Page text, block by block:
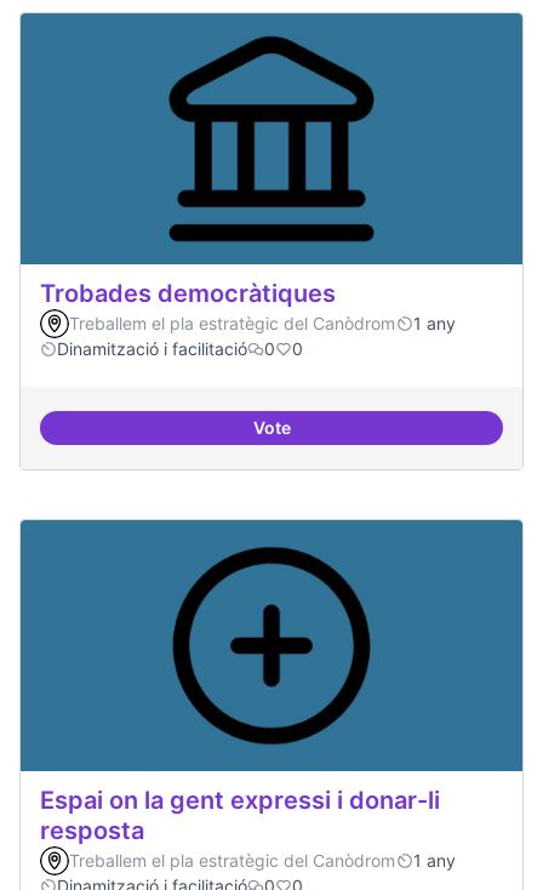
Trobades democràtiques
Treballem el pla estratègic del Canòdrom
1 any
Dinamització i facilitació
0 0
VoteTrobades democràtiques
Espai on la gent expressi i donar-li
resposta
Treballem el pla estratègic del Canòdrom
1 any
Dinamització i facilitació
0 0